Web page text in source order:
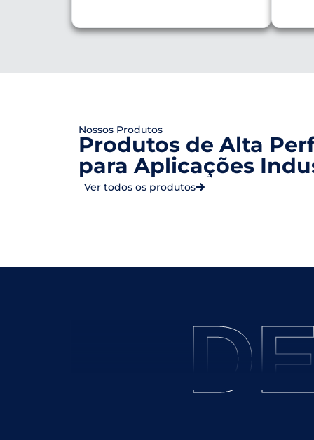
Nossos Produtos
Produtos de Alta
para Aplicações
Ver todos os produtos